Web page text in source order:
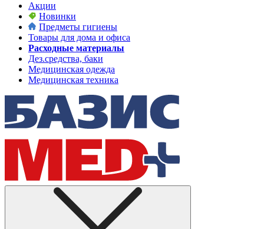
Акции
Новинки
Предметы гигиены
Товары для дома и офиса
Расходные материалы
Дез.средства, баки
Медицинская одежда
Медицинская техника